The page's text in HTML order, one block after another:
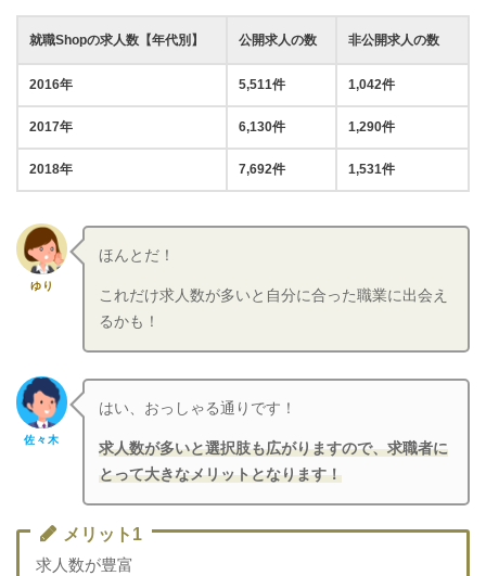
就職Shopの求人数【年代別】 公開求人の数 非公開求人の数
2016年 5,511件 1,042件
2017年 6,130件 1,290件
2018年 7,692件 1,531件
ゆり
ほんとだ！
これだけ求人数が多いと自分に合った職業に出会え
るかも！
佐々木
はい、おっしゃる通りです！
求人数が多いと選択肢も広がりますので、求職者に
とって大きなメリットとなります！
メリット1
求人数が豊富